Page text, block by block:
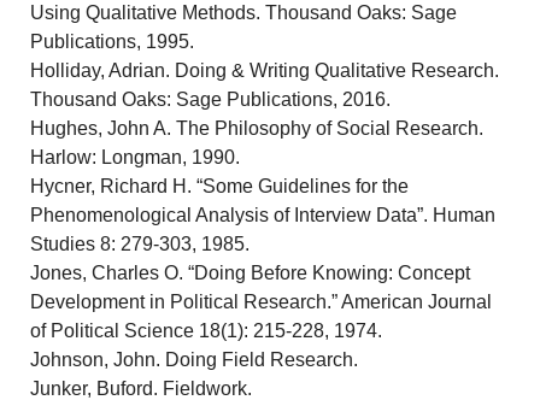
Using Qualitative Methods. Thousand Oaks: Sage
Publications, 1995.
Holliday, Adrian. Doing & Writing Qualitative Research.
Thousand Oaks: Sage Publications, 2016.
Hughes, John A. The Philosophy of Social Research.
Harlow: Longman, 1990.
Hycner, Richard H. “Some Guidelines for the
Phenomenological Analysis of Interview Data”. Human
Studies 8: 279-303, 1985.
Jones, Charles O. “Doing Before Knowing: Concept
Development in Political Research.” American Journal
of Political Science 18(1): 215-228, 1974.
Johnson, John. Doing Field Research.
Junker, Buford. Fieldwork.